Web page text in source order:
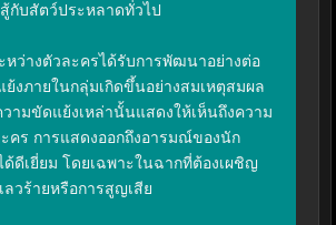
กับสัตว์ประหลาดทั่วไป
ว่างตัวละครได้รับการพัฒนาอย่างต่อ
ย้งภายในกลุ่มเกิดขึ้นอย่างสมเหตุสมผล
ามขัดแย้งเหล่านั้นแสดงให้เห็นถึงความ
คร การแสดงออกถึงอารมณ์ของนัก
ดีเยี่ยม โดยเฉพาะในฉากที่ต้องเผชิญ
วร้ายหรือการสูญเสีย